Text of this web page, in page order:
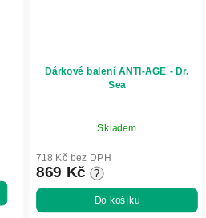
Dárkové balení ANTI-AGE - Dr.
Sea
Skladem
718 Kč bez DPH
869 Kč ?
Do košíku